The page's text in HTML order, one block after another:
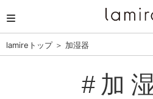
lamireトップ＞ 加湿器
#加